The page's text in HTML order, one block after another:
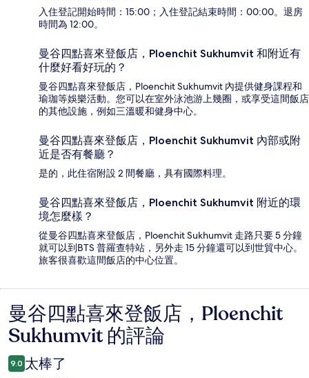
入住登記開始時間：15:00；入住登記結束時間：00:00。退房
時間為 12:00。
曼谷四點喜來登飯店，Ploenchit Sukhumvit 和附近有
什麼好看好玩的？
曼谷四點喜來登飯店，Ploenchit Sukhumvit 內提供健身課程和
瑜珈等娛樂活動。您可以在室外泳池游上幾圈，或享受這間飯店
的其他設施，例如三溫暖和健身中心。
曼谷四點喜來登飯店，Ploenchit Sukhumvit 內部或附
近是否有餐廳？
是的，此住宿附設 2 間餐廳，具有國際料理。
曼谷四點喜來登飯店，Ploenchit Sukhumvit 附近的環
境怎麼樣？
從曼谷四點喜來登飯店，Ploenchit Sukhumvit 走路只要 5 分鐘
就可以到BTS 普羅查特站，另外走 15 分鐘還可以到世貿中心。
旅客很喜歡這間飯店的中心位置。
評
論
曼谷四點喜來登飯店，Ploenchit
Sukhumvit 的評論
9.0 太棒了